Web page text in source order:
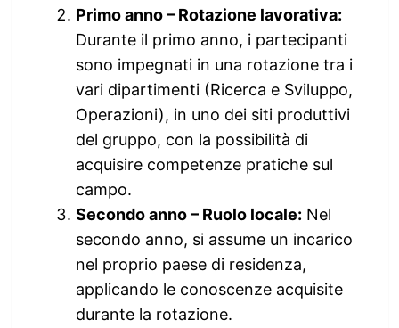
Primo anno – Rotazione lavorativa:
Durante il primo anno, i partecipanti
sono impegnati in una rotazione tra i
vari dipartimenti (Ricerca e Sviluppo,
Operazioni), in uno dei siti produttivi
del gruppo, con la possibilità di
acquisire competenze pratiche sul
campo.
Secondo anno – Ruolo locale: Nel
secondo anno, si assume un incarico
nel proprio paese di residenza,
applicando le conoscenze acquisite
durante la rotazione.